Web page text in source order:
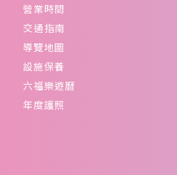
營業時間
交通指南
導覽地圖
設施保養
六福樂遊曆
年度護照